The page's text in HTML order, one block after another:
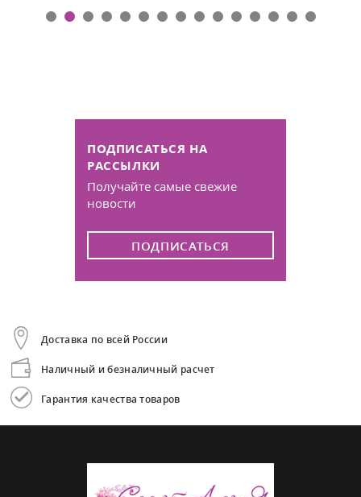
ПОДПИСАТЬСЯ НА
РАССЫЛКИ
Получайте самые свежие
новости
ПОДПИСАТЬСЯ
Доставка по всей России
Наличный и безналичный расчет
Гарантия качества товаров